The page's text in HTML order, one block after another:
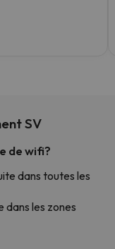
SV
de wifi?
dans toutes les
les zones